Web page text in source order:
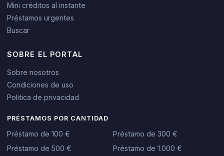
Mini créditos al instante
Préstamos urgentes
Buscar
SOBRE EL PORTAL
Sobre nosotros
Condiciones de uso
Política de privacidad
PRÉSTAMOS POR CANTIDAD
Préstamo de 100 €
Préstamo de 300 €
Préstamo de 500 €
Préstamo de 1.000 €